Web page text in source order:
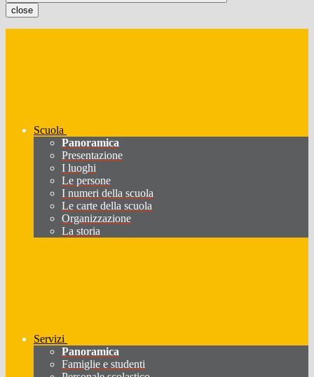
close
Scuola
Panoramica
Presentazione
I luoghi
Le persone
I numeri della scuola
Le carte della scuola
Organizzazione
La storia
Servizi
Panoramica
Famiglie e studenti